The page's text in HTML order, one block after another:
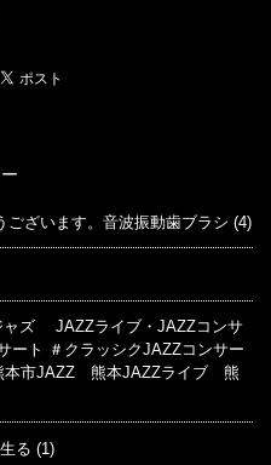
ざいます。音波振動歯ブラシ (4)
ズ JAZZライブ・JAZZコンサ
ート ＃クラッシクJAZZコンサー
本市JAZZ 熊本JAZZライブ 熊
る (1)